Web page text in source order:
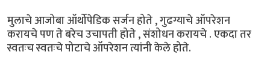
मुलाचे आजोबा ऑर्थोपेडिक सर्जन होते , गुढग्याचे ऑपरेशन
करायचे पण ते बरेच उचापती होते , संशोधन करायचे . एकदा तर
स्वतःच स्वतःचे पोटाचे ऑपरेशन त्यांनी केले होते.